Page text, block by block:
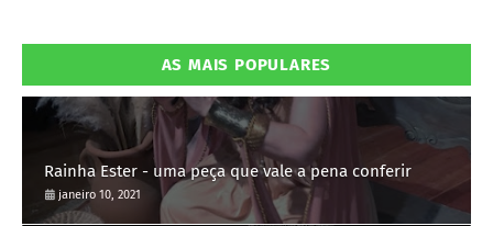
AS MAIS POPULARES
Rainha Ester - uma peça que vale a pena conferir
janeiro 10, 2021